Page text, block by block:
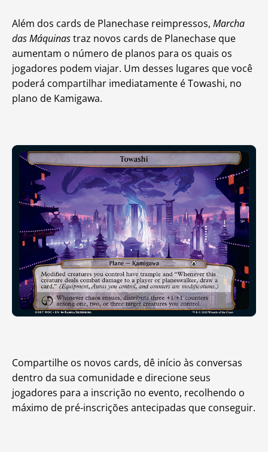
Além dos cards de Planechase reimpressos, Marcha
das Máquinastraz novos cards de Planechase que
aumentam o número de planos para os quais os
jogadores podem viajar. Um desses lugares que você
poderá compartilhar imediatamente é Towashi, no
plano de Kamigawa.
Compartilhe os novos cards, dê início às conversas
dentro da sua comunidade e direcione seus
jogadores para a inscrição no evento, recolhendo o
máximo de pré-inscrições antecipadas que conseguir.